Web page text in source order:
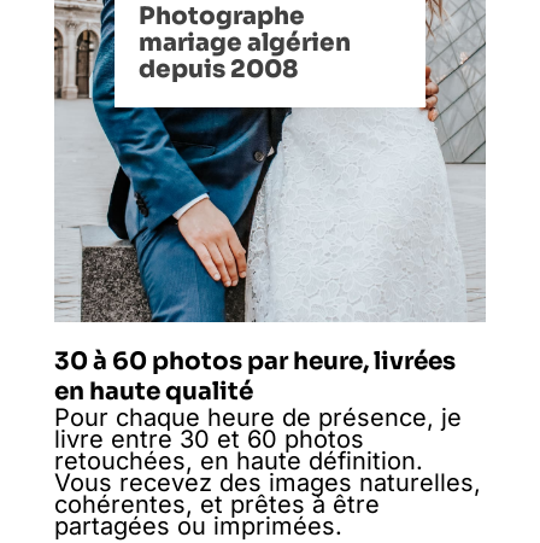
Photographe
mariage algérien
depuis 2008
30 à 60 photos par heure, livrées
en haute qualité
Pour chaque heure de présence, je
livre entre 30 et 60 photos
retouchées, en haute définition.
Vous recevez des images naturelles,
cohérentes, et prêtes à être
partagées ou imprimées.